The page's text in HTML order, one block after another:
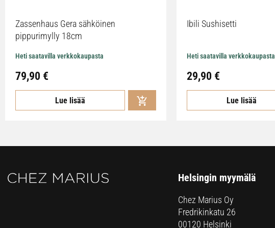
Zassenhaus Gera sähköinen
pippurimylly 18cm
Heti saatavilla verkkokaupasta
79,90 €
Lue lisää
Ibili Sushisetti
Heti saatavilla verkkokaupasta
29,90 €
Lue lisää
Helsingin myymälä
Chez Marius Oy
Fredrikinkatu 26
00120 Helsinki